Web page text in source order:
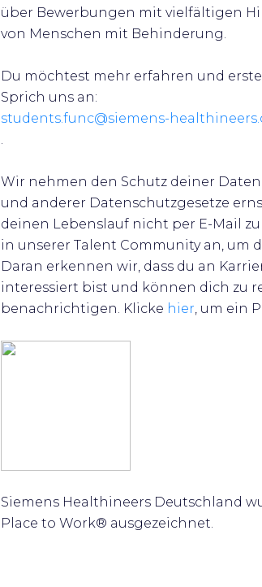
über Bewerbungen mit vielfältigen
von Menschen mit Behinderung.
Du möchtest mehr erfahren und
Sprich uns an:
students.func@siemens-
.
Wir nehmen den Schutz deiner
und anderer Datenschutzgesetze
deinen Lebenslauf nicht per E-Mail
in unserer Talent Community an, um
Daran erkennen wir, dass du an
interessiert bist und können dich zu
benachrichtigen. Klicke hier, um ein
Siemens Healthineers Deutschland
Place to Work® ausgezeichnet.